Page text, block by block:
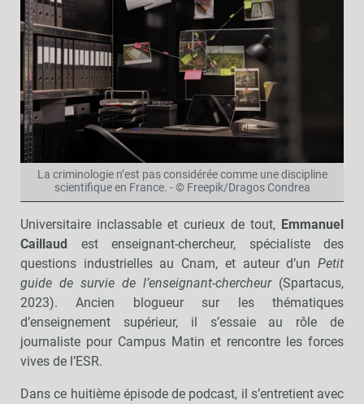
La criminologie n’est pas considérée comme une discipline
scientifique en France. - © Freepik/Dragos Condrea
Universitaire inclassable et curieux de tout, Emmanuel
Caillaud est enseignant-chercheur, spécialiste des
questions industrielles au Cnam, et auteur d’un Petit
guide de survie de l’enseignant-chercheur(Spartacus,
2023). Ancien blogueur sur les thématiques
d’enseignement supérieur, il s’essaie au rôle de
journaliste pour Campus Matin et rencontre les forces
vives de l’ESR.
Dans ce huitième épisode de podcast, il s’entretient avec